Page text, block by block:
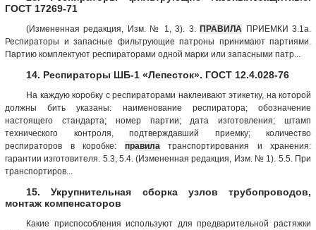
ГОСТ 17269-71
(Измененная редакция, Изм. № 1, 3). 3.ПРАВИЛА ПРИЕМКИ 3.1а.
Респираторы и запасные фильтрующие патроны принимают партиями.
Партию комплектуют респираторами одной марки или запасными патр...
14. Респираторы ШБ-1 «Лепесток». ГОСТ 12.4.028-76
На каждую коробку с респираторами наклеивают этикетку, на которой
должны бить указаны: наименование респиратора; обозначение
настоящего стандарта; номер партии; дата изготовления; штамп
технического контроля, подтверждавший приемку; количество
респираторов в коробке: правила транспортирования и хранения:
гарантии изготовителя. 5.3, 5.4. (Измененная редакция, Изм. № 1). 5.5. При
транспортиров...
15. Укрупнительная сборка узлов трубопроводов,
монтаж компенсаторов
Какие приспособления используют для предварительной растяжки